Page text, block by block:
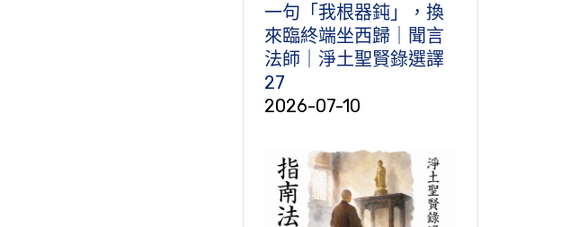
一句「我根器鈍」，換
來臨終端坐西歸｜聞言
法師｜淨土聖賢錄選譯
27
2026-07-10